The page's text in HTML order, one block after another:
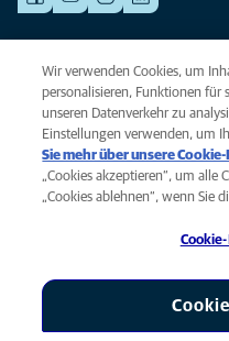
NOTDIENSTE
Finden Sie hier Standorte
Versorgung verdient.
Privacy
Legal
AniCura ist eine
Wir verwenden Cookies, um
personalisieren, Funktionen für
unseren Datenverkehr zu
Einstellungen verwenden, um
Sie mehr über unsere
„Cookies akzeptieren“, um alle
„Cookies ablehnen“, wenn Sie